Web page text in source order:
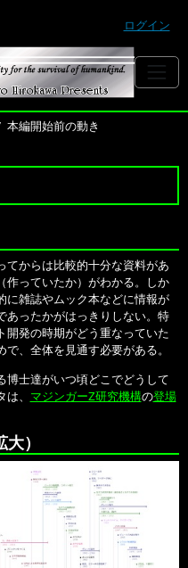
ログイン
本編開始前の動き
からは比較的十分な資料があ
作っていたか）がわかる。しか
に雑誌やムック本などに情報が
あったかがはっきりしない。特
開発の時期がどう重なっていた
、全体を見通す必要がある。
士達がいつ頃どこでどうして
、 マジンガーZ研究機構の登場
）